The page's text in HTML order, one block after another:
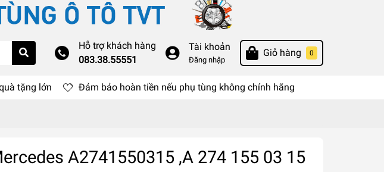
Hỗ trợ khách hàng
083.38.55551
Tài khoản
Đăng nhập
Giỏ hàng 0
tặng lớn Đảm bảo hoàn tiền nếu phụ tùng không chính hãng
A2741550315 ,A 274 155 03 15